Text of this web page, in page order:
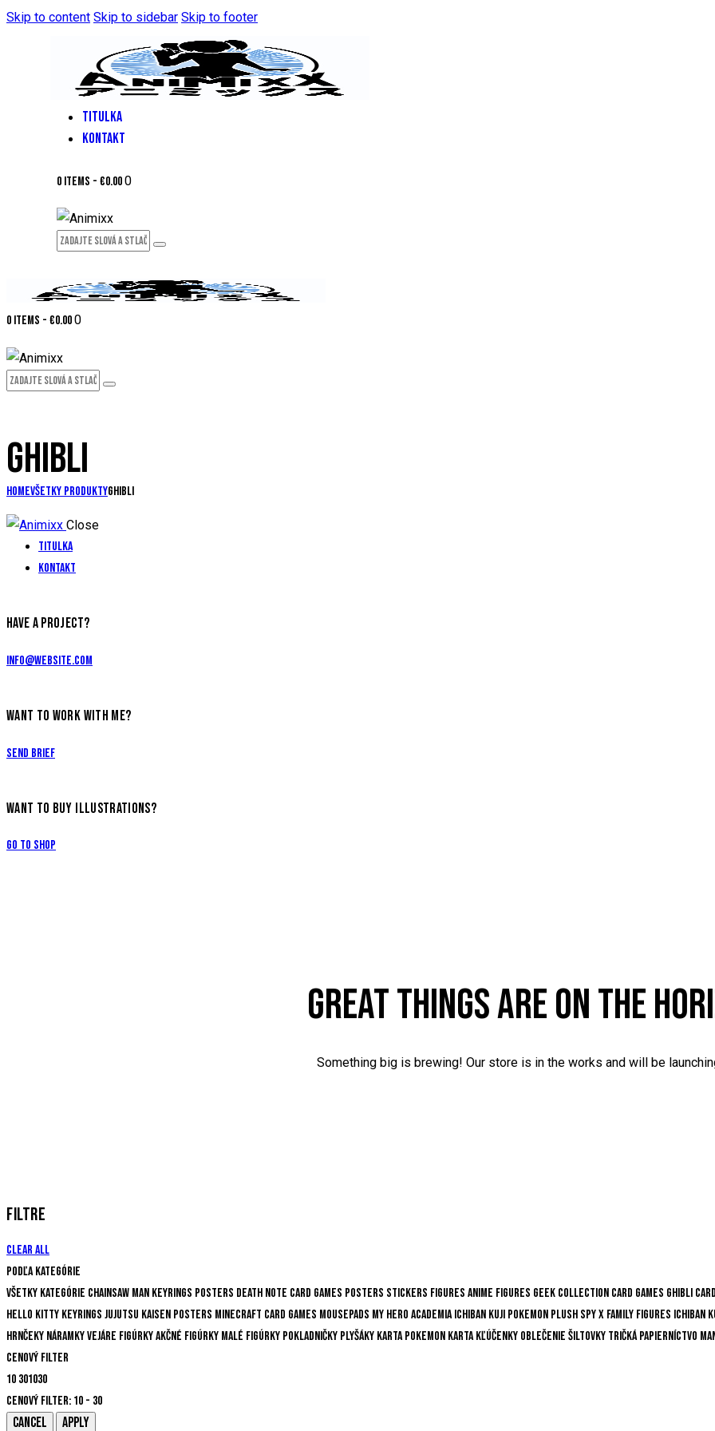
Skip to content Skip to sidebar Skip to footer
TITULKA
KONTAKT
0 items - €0.000
0 items - €0.000
GHIBLI
HomeVšetky produktyghibli
Close
Titulka
Kontakt
HAVE A PROJECT?
info@website.com
WANT TO WORK WITH ME?
Send Brief
WANT TO BUY ILLUSTRATIONS?
Go to Shop
GREAT THINGS ARE ON THE
Something big is brewing! Our store is in the works and will be
FILTRE
Clear all
Podľa kategórie
Všetky kategórie Chainsaw Man Keyrings Posters Death Note Card Games Posters Stickers Figures Anime Figures Geek Collection Card Games Ghibli
Hello Kitty Keyrings Jujutsu Kaisen Posters Minecraft Card Games Mousepads My Hero Academia Ichiban Kuji Pokemon Plush Spy x Family Figures Ichiban
Hrnčeky NáramkyVejáre FigúrkyAkčné figúrky Malé figúrky Pokladničky Plyšáky Karta Pokemon karta Kľúčenky Oblečenie Šiltovky Tričká Papierníctvo
Cenový filter
10 301030
Cenový filter: 10 - 30